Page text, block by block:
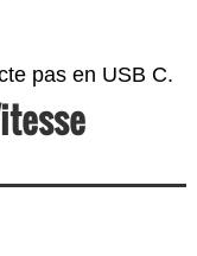
pas en USB C.